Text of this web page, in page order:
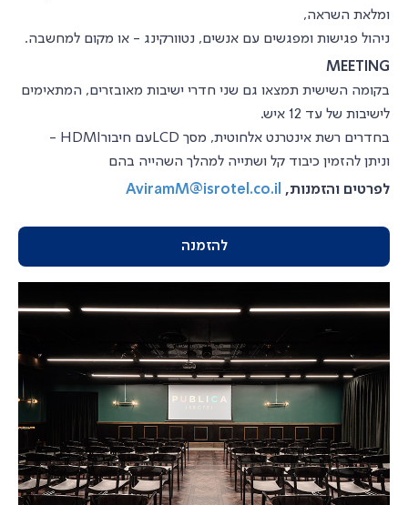
ומלאת השראה,
ניהול פגישות ומפגשים עם אנשים, נטוורקינג - או מקום למחשבה.
MEETING
בקומה השישית תמצאו גם שני חדרי ישיבות מאובזרים, המתאימים
לישיבות של עד 12 איש.
בחדרים רשת אינטרנט אלחוטית, מסך LCD
עם חיבור HDMI -
וניתן להזמין כיבוד קל ושתייה למהלך השהייה בהם
לפרטים והזמנות,
AviramM@isrotel.co.il
להזמנה